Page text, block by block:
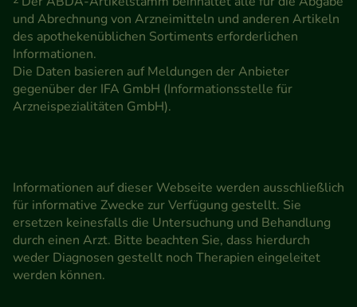
und Abrechnung von Arzneimitteln und anderen Artikeln
des apothekenüblichen Sortiments erforderlichen
Informationen.
Die Daten basieren auf Meldungen der Anbieter
gegenüber der IFA GmbH (Informationsstelle für
Arzneispezialitäten GmbH).
Informationen auf dieser Webseite werden ausschließlich
für informative Zwecke zur Verfügung gestellt. Sie
ersetzen keinesfalls die Untersuchung und Behandlung
durch einen Arzt. Bitte beachten Sie, dass hierdurch
weder Diagnosen gestellt noch Therapien eingeleitet
werden können.